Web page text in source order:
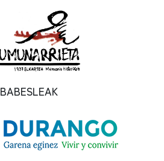
BABESLEAK